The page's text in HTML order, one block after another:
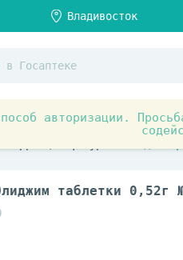
авторизации.
Избавьтесь от лишнего
таблетки 0,52г